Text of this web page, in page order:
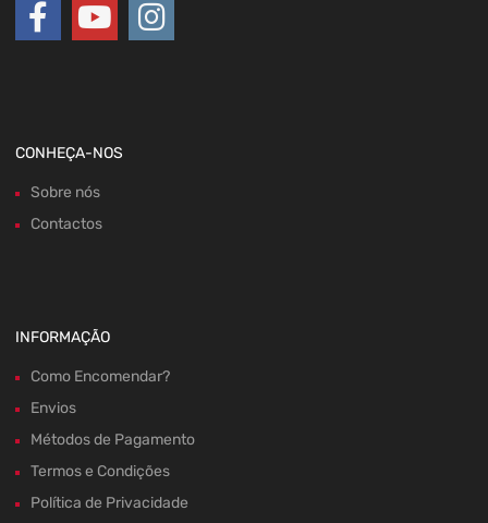
CONHEÇA-NOS
Sobre nós
Contactos
INFORMAÇÃO
Como Encomendar?
Envios
Métodos de Pagamento
Termos e Condições
Política de Privacidade